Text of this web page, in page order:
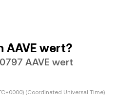
AAVE wert?
AAVE wert
(Coordinated Universal Time)